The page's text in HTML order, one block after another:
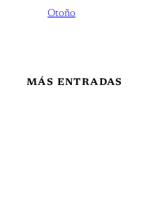
Otoño
MÁS ENTRADAS